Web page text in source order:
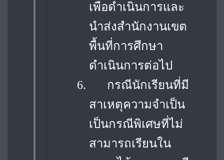
เพื่อดำเนินการและ
นำส่งสำนักงานเขต
พื้นที่การศึกษา
ดำเนินการต่อไป
6.
กรณีนักเรียนที่มี
สาเหตุความจำเป็น
เป็นกรณีพิเศษที่ไม่
สามารถเรียนใน